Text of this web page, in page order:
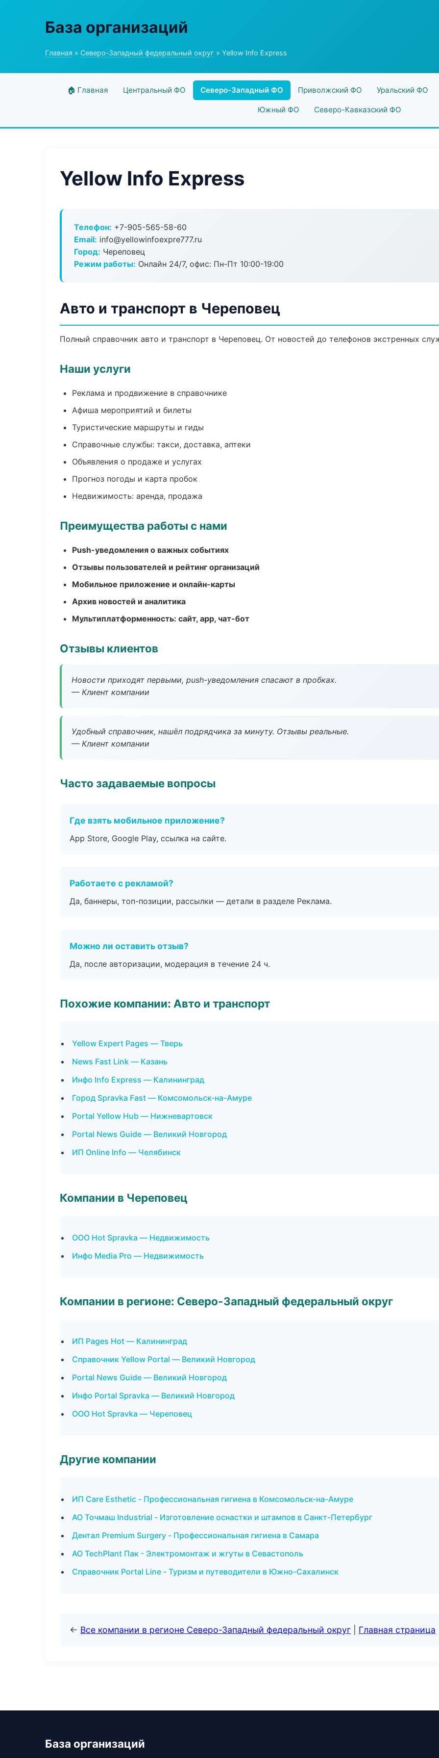
База организаций
Главная » Северо-Западный федеральный округ » Yellow Info Express
🏠 Главная Центральный ФО Северо-Западный ФО Приволжский ФО Уральский ФО
Южный ФО Северо-Кавказский ФО
Yellow Info Express
Телефон: +7-905-565-58-60
Email: info@yellowinfoexpre777.ru
Город: Череповец
Режим работы: Онлайн 24/7, офис: Пн-Пт 10:00-19:00
Авто и транспорт в Череповец
Полный справочник авто и транспорт в Череповец. От новостей до телефонов экстренных
Наши услуги
Реклама и продвижение в справочнике
Афиша мероприятий и билеты
Туристические маршруты и гиды
Справочные службы: такси, доставка, аптеки
Объявления о продаже и услугах
Прогноз погоды и карта пробок
Недвижимость: аренда, продажа
Преимущества работы с нами
Push-уведомления о важных событиях
Отзывы пользователей и рейтинг организаций
Мобильное приложение и онлайн-карты
Архив новостей и аналитика
Мультиплатформенность: сайт, app, чат-бот
Отзывы клиентов
Новости приходят первыми, push-уведомления спасают в пробках.
— Клиент компании
Удобный справочник, нашёл подрядчика за минуту. Отзывы реальные.
— Клиент компании
Часто задаваемые вопросы
Где взять мобильное приложение?
App Store, Google Play, ссылка на сайте.
Работаете с рекламой?
Да, баннеры, топ-позиции, рассылки — детали в разделе Реклама.
Можно ли оставить отзыв?
Да, после авторизации, модерация в течение 24 ч.
Похожие компании: Авто и транспорт
Yellow Expert Pages — Тверь
News Fast Link — Казань
Инфо Info Express — Калининград
Город Spravka Fast — Комсомольск-на-Амуре
Portal Yellow Hub — Нижневартовск
Portal News Guide — Великий Новгород
ИП Online Info — Челябинск
Компании в Череповец
ООО Hot Spravka — Недвижимость
Инфо Media Pro — Недвижимость
Компании в регионе: Северо-Западный федеральный округ
ИП Pages Hot — Калининград
Справочник Yellow Portal — Великий Новгород
Portal News Guide — Великий Новгород
Инфо Portal Spravka — Великий Новгород
ООО Hot Spravka — Череповец
Другие компании
ИП Care Esthetic - Профессиональная гигиена в Комсомольск-на-Амуре
АО Точмаш Industrial - Изготовление оснастки и штампов в Санкт-Петербург
Дентал Premium Surgery - Профессиональная гигиена в Самара
АО TechPlant Пак - Электромонтаж и жгуты в Севастополь
Справочник Portal Line - Туризм и путеводители в Южно-Сахалинск
← Все компании в регионе Северо-Западный федеральный округ Главная страница
База организаций